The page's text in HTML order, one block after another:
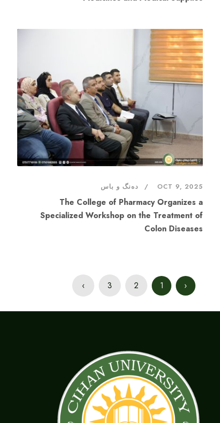
OCT 9, 2025 دەنگ و باس
The College of Pharmacy Organizes a
Specialized Workshop on the Treatment of
Colon Diseases
‹
1
2
3
›